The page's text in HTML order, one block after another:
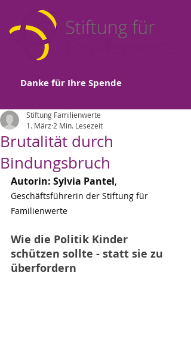
Danke für Ihre Spende
Brutalität durch
Bindungsbruch
Stiftung Familienwerte
1. März 2 Min. Lesezeit
Autorin: Sylvia Pantel,
Geschäftsführerin der Stiftung für
Familienwerte
Wie die Politik Kinder
schützen sollte - statt sie zu
überfordern